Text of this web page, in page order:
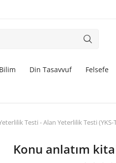
Bilim Din Tasavvuf Felsefe
Testi - Alan Yeterlilik Testi (YKS-
Konu anlatım